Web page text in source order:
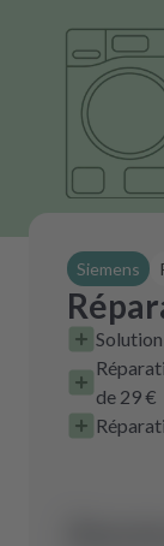
Siemens
de 29 €